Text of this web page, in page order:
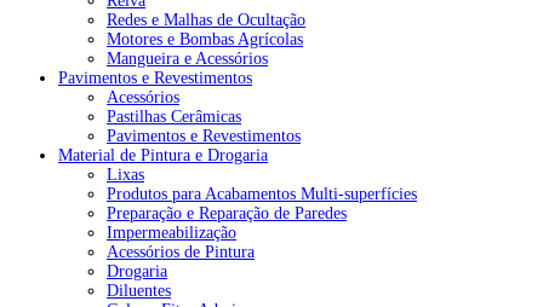
Redes e Malhas de Ocultação
Motores e Bombas Agrícolas
Mangueira e Acessórios
Pavimentos e Revestimentos
Acessórios
Pastilhas Cerâmicas
Pavimentos e Revestimentos
Material de Pintura e Drogaria
Lixas
Produtos para Acabamentos Multi-superfícies
Preparação e Reparação de Paredes
Impermeabilização
Acessórios de Pintura
Drogaria
Diluentes